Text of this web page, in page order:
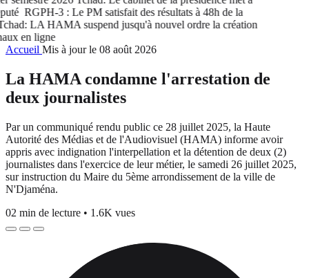
RGPH-3 : Le PM satisfait des résultats à 48h de la
LA HAMA suspend jusqu'à nouvel ordre la création
en ligne
Accueil Mis à jour le 08 août 2026
La HAMA condamne l'arrestation de
deux journalistes
Par un communiqué rendu public ce 28 juillet 2025, la Haute
Autorité des Médias et de l'Audiovisuel (HAMA) informe avoir
appris avec indignation l'interpellation et la détention de deux (2)
journalistes dans l'exercice de leur métier, le samedi 26 juillet 2025,
sur instruction du Maire du 5ème arrondissement de la ville de
N'Djaména.
02 min de lecture • 1.6K vues